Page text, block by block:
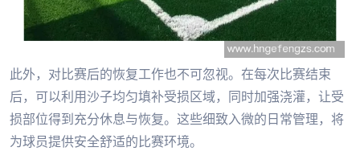
此外，对比赛后的恢复工作也不可忽视。在每次比赛结束
后，可以利用沙子均匀填补受损区域，同时加强浇灌，让受
损部位得到充分休息与恢复。这些细致入微的日常管理，将
为球员提供安全舒适的比赛环境。